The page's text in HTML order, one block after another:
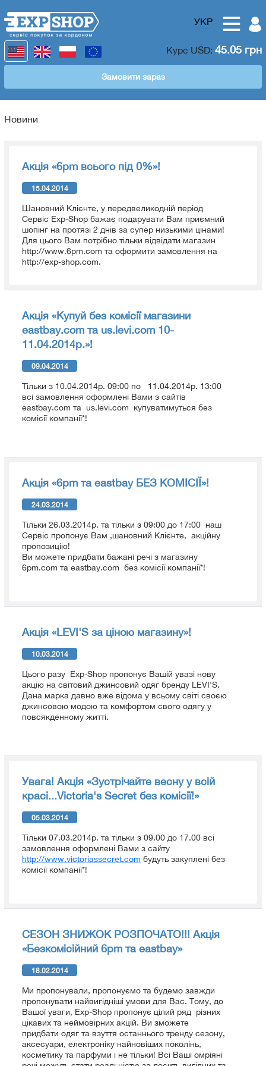
УКР
Курс USD: 45.05 грн
Замовити зараз
Новини
Акція «6pm всього під 0%»!
15.04.2014
Шановний Клієнте, у передвеликодній період
Сервіс Exp-Shop бажає подарувати Вам приємний
шопінг на протязі 2 днів за супер низькими цінами!
Для цього Вам потрібно тільки відвідати магазин
http://www.6pm.com та оформити замовлення на
http://exp-shop.com.
Акція «Купуй без комісії магазини
eastbay.com та us.levi.com 10-
11.04.2014р.»!
09.04.2014
Тільки з 10.04.2014р. 09:00 по 11.04.2014р. 13:00
всі замовлення оформлені Вами з сайтів
eastbay.com та us.levi.com купуватимуться без
комісії компанії*!
Акція «6pm та eastbay БЕЗ КОМІСІЇ»!
24.03.2014
Тільки 26.03.2014р. та тільки з 09:00 до 17:00 наш
Сервіс пропонує Вам ,шановний Клієнте, акційну
пропозицію!
Ви можете придбати бажані речі з магазину
6pm.com та eastbay.com без комісії компанії*!
Акція «LEVI'S за ціною магазину»!
10.03.2014
Цього разу Exp-Shop пропонує Вашій увазі нову
акцію на світовий джинсовий одяг бренду LEVI'S.
Дана марка давно вже відома у всьому світі своєю
джинсовою модою та комфортом свого одягу у
повсякденному житті.
Увага! Акція «Зустрічайте весну у всій
красі...Victoria's Secret без комісії!»
05.03.2014
Тільки 07.03.2014р. та тільки з 09.00 до 17.00 всі
замовлення оформлені Вами з сайту
http://www.victoriassecret.com будуть закуплені без
комісії компанії*!
СЕЗОН ЗНИЖОК РОЗПОЧАТО!!! Акція
«Безкомісійний 6pm та eastbay»
18.02.2014
Ми пропонували, пропонуємо та будемо завжди
пропонувати найвигідніші умови для Вас. Тому, до
Вашої уваги, Exp-Shop пропонує цілий ряд різних
цікавих та неймовірних акцій. Ви зможете
придбати одяг та взуття останнього тренду сезону,
аксесуари, електроніку найновіших поколінь,
косметику та парфуми і не тільки! Всі Ваші омріяні